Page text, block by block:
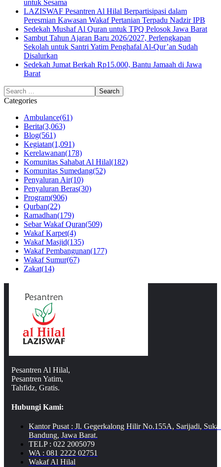
untuk Sesama
LAZISWAF Pesantren Al Hilal Berpartisipasi dalam
Peresmian Kawasan Wakaf Pertanian Terpadu Nadzir IPB
Sedekah Mushaf Al Quran untuk TPQ Pelosok Jawa Barat
Sambut Tahun Ajaran Baru 2026/2027, Perlengkapan
Sekolah untuk Santri Yatim Penghafal Al-Qur’an Sudah
Disalurkan
Sedekah Jumat Berkah Rp15.000, Bantu Jamaah di Jawa
Barat
Categories
Ambulance(61)
Berita(3,063)
Blog(561)
Kegiatan(1,091)
Kerelawanan(178)
Komunitas Sahabat Al Hilal(182)
Komunitas Sumedang(52)
Penyaluran Air(10)
Penyaluran Beras(30)
Program(906)
Qurban(22)
Ramadhan(179)
Sebar Wakaf Quran(509)
Wakaf Karpet(4)
Wakaf Masjid(135)
Wakaf Pembangunan(177)
Wakaf Sumur(67)
Zakat(14)
Pesantren Al Hilal,
Pesantren Yatim,
Tahfidz, Gratis.
Hubungi Kami:
Kantor Pusat : Jl. Gegerkalong Hilir No.155A, Sarijadi,
Bandung, Jawa Barat.
TELP : 022 2005079
WA : 081 2222 02751
Wakaf Al Hilal